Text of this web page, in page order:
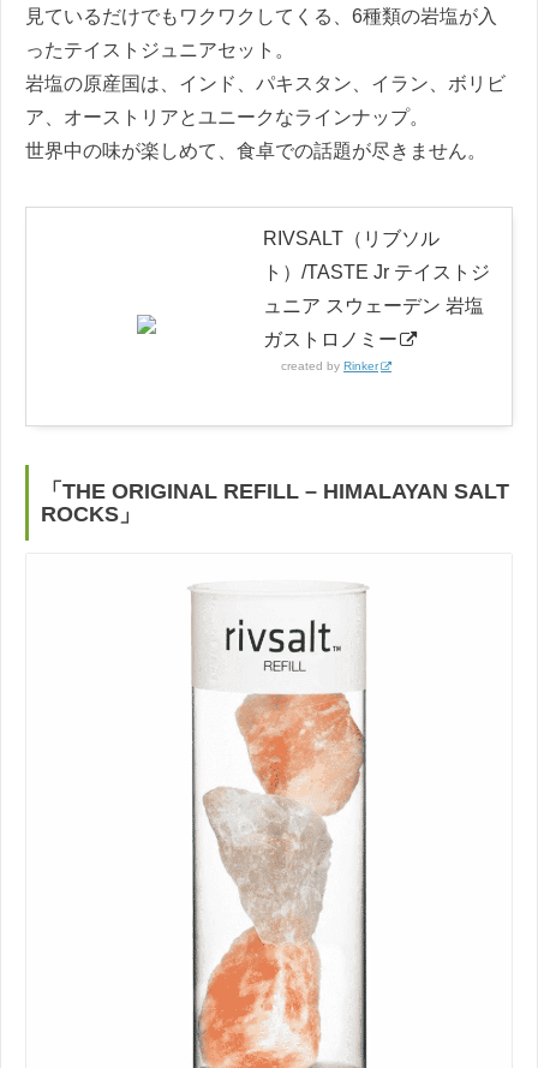
見ているだけでもワクワクしてくる、6種類の岩塩が入
ったテイストジュニアセット。
岩塩の原産国は、インド、パキスタン、イラン、ボリビ
ア、オーストリアとユニークなラインナップ。
世界中の味が楽しめて、食卓での話題が尽きません。
RIVSALT（リブソル
ト）/TASTE Jr テイストジ
ュニア スウェーデン 岩塩
ガストロノミー
created by Rinker
「THE ORIGINAL REFILL – HIMALAYAN SALT
ROCKS」